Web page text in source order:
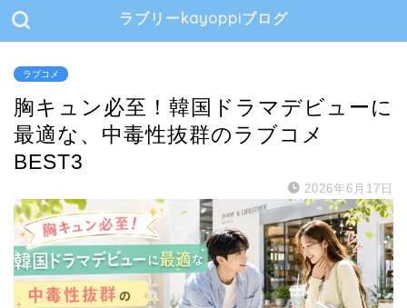
ラブリーkayoppiブログ
ラブコメ
胸キュン必至！韓国ドラマデビューに
最適な、中毒性抜群のラブコメ
BEST3
2026年6月17日